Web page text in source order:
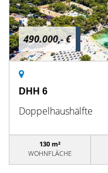
490.000,- €
DHH 6
Doppelhaushälfte
130 m²
WOHNFLÄCHE